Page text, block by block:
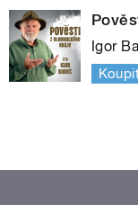
Igor